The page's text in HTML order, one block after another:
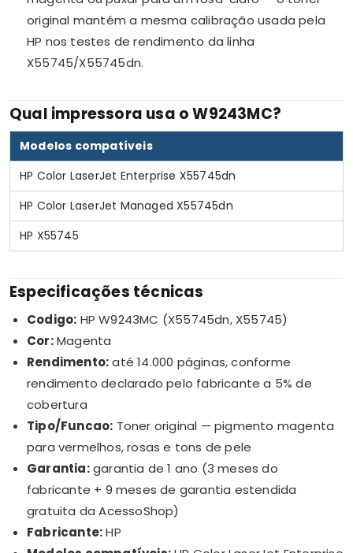
original mantém a mesma calibração usada pela
HP nos testes de rendimento da linha
X55745/X55745dn.
Qual impressora usa o W9243MC?
Modelos compatíveis
HP Color LaserJet Enterprise X55745dn
HP Color LaserJet Managed X55745dn
HP X55745
Especificações técnicas
Codigo: HP W9243MC (X55745dn, X55745)
Cor:Magenta
Rendimento:até 14.000 páginas, conforme
rendimento declarado pelo fabricante a 5% de
cobertura
Tipo/Funcao: Toner original — pigmento magenta
para vermelhos, rosas e tons de pele
Garantia:garantia de 1 ano (3 meses do
fabricante + 9 meses de garantia estendida
gratuita da AcessoShop)
Fabricante:HP